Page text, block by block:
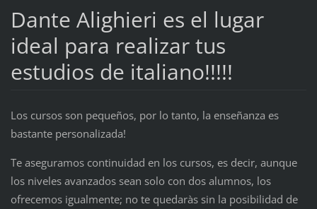
Dante Alighieri es el lugar
ideal para realizar tus
estudios de italiano!!!!!
Los cursos son pequeños, por lo tanto, la enseñanza es
bastante personalizada!
Te aseguramos continuidad en los cursos, es decir, aunque
los niveles avanzados sean solo con dos alumnos, los
ofrecemos igualmente; no te quedaràs sin la posibilidad de